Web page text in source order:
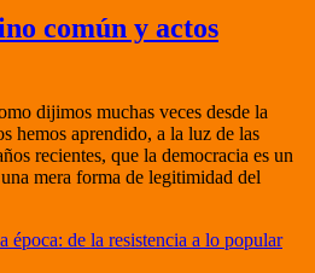
común y actos
dijimos muchas veces desde la
hemos aprendido, a la luz de las
recientes, que la democracia es un
mera forma de legitimidad del